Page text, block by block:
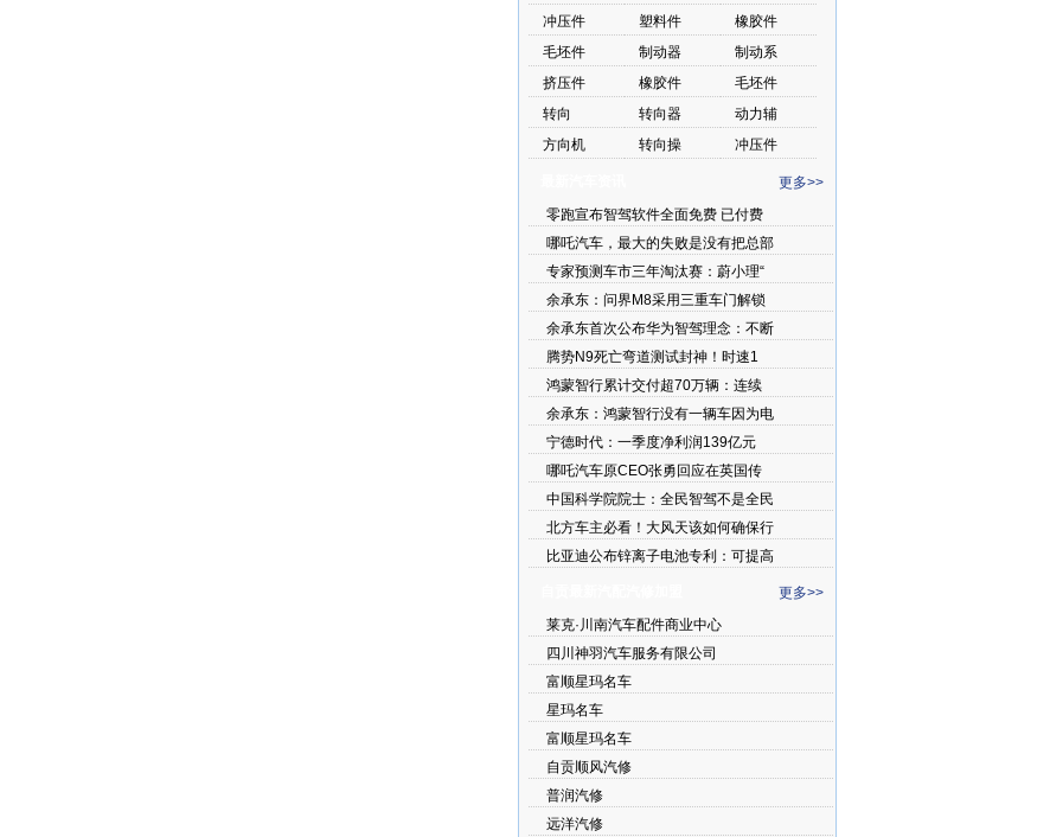
冲压件
塑料件
橡胶件
毛坯件
制动器
制动系
挤压件
橡胶件
毛坯件
转向
转向器
动力辅
方向机
转向操 冲压件
更多>>
零跑宣布智驾软件全面免费 已付费
哪吒汽车，最大的失败是没有把总部
专家预测车市三年淘汰赛：蔚小理“
余承东：问界M8采用三重车门解锁
余承东首次公布华为智驾理念：不断
腾势N9死亡弯道测试封神！时速1
鸿蒙智行累计交付超70万辆：连续
余承东：鸿蒙智行没有一辆车因为电
宁德时代：一季度净利润139亿元
哪吒汽车原CEO张勇回应在英国传
中国科学院院士：全民智驾不是全民
北方车主必看！大风天该如何确保行
比亚迪公布锌离子电池专利：可提高
更多>>
莱克·川南汽车配件商业中心
四川神羽汽车服务有限公司
富顺星玛名车
星玛名车
富顺星玛名车
自贡顺风汽修
普润汽修
远洋汽修